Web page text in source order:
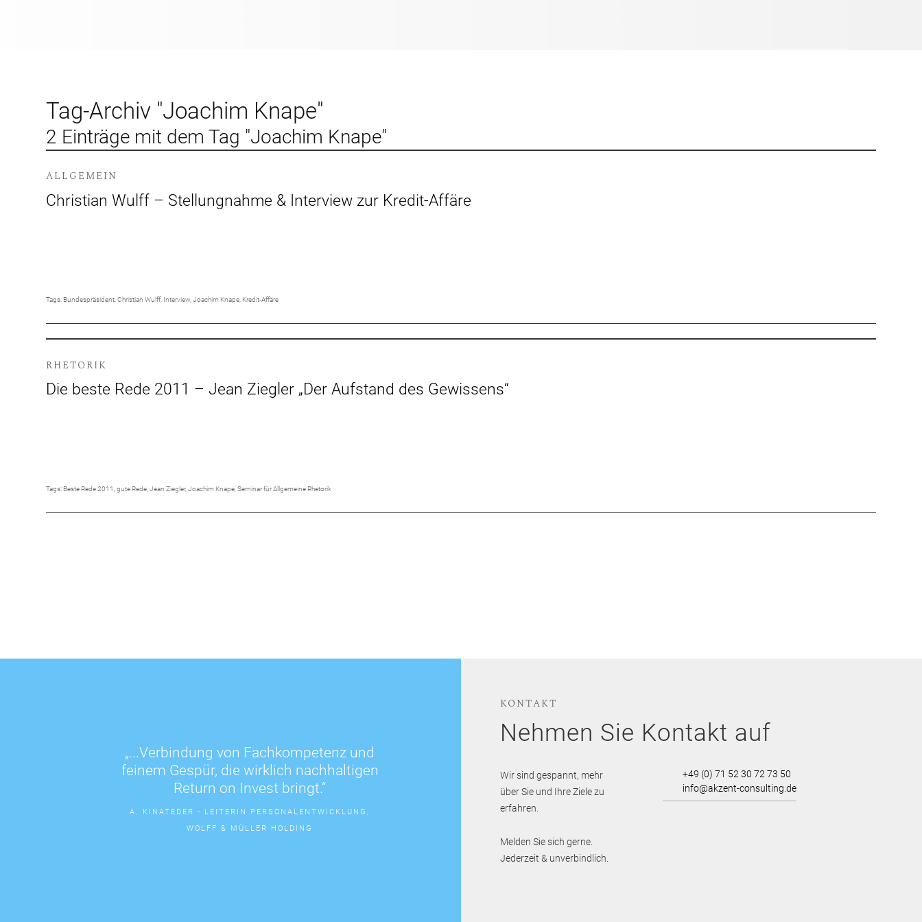
Tag-Archiv "Joachim Knape"
2 Einträge mit dem Tag "Joachim Knape"
ALLGEMEIN
Christian Wulff – Stellungnahme & Interview zur Kredit-Affäre
Tags: Bundespräsident ,Christian Wulff, Interview ,Joachim Knape Kredit-Affäre
RHETORIK
Die beste Rede 2011 – Jean Ziegler „Der Aufstand des Gewissens“
Tags: Beste Rede 2011 ,gute Rede ,Jean Ziegler,Joachim Knape ,Seminar für Allgemeine Rhetorik
„...Verbindung von Fachkompetenz und
feinem Gespür, die wirklich nachhaltigen
Return on Invest bringt.“
A. KINATEDER - LEITERIN PERSONALENTWICKLUNG,
WOLFF & MÜLLER HOLDING
KONTAKT
Nehmen Sie Kontakt auf
Wir sind gespannt, mehr
über Sie und Ihre Ziele zu
erfahren.
Melden Sie sich gerne.
Jederzeit & unverbindlich.
+49 (0) 71 52 30 72 73 50
info@akzent-consulting.de